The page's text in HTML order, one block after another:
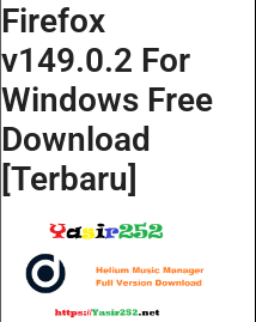
Firefox
v149.0.2 For
Windows Free
Download
[Terbaru]